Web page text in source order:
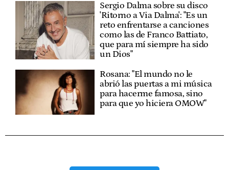
Sergio Dalma sobre su disco
'Ritorno a Via Dalma': "Es un
reto enfrentarse a canciones
como las de Franco Battiato,
que para mí siempre ha sido
un Dios"
Rosana: "El mundo no le
abrió las puertas a mi música
para hacerme famosa, sino
para que yo hiciera OMOW"